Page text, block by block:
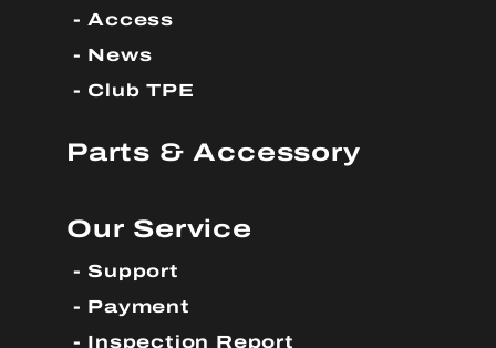
Access
News
Club TPE
Parts & Accessory
Our Service
Support
Payment
Inspection Report